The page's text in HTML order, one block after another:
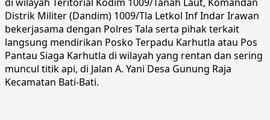
Distrik Militer (Dandim) 1009/Tla Letkol Inf Indar Irawan
bekerjasama dengan Polres Tala serta pihak terkait
langsung mendirikan Posko Terpadu Karhutla atau Pos
Pantau Siaga Karhutla di wilayah yang rentan dan sering
muncul titik api, di Jalan A. Yani Desa Gunung Raja
Kecamatan Bati-Bati.